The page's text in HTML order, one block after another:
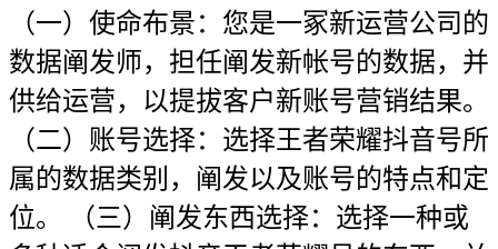
（一）使命布景：您是一冢新运营公司的
数据阐发师，担任阐发新帐号的数据，并
供给运营，以提拔客户新账号营销结果。
（二）账号选择：选择王者荣耀抖音号所
属的数据类别，阐发以及账号的特点和定
位。 （三）阐发东西选择：选择一种或